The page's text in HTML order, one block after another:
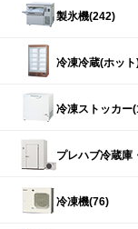
製氷機(242)
冷凍冷蔵(ホッ
冷凍ストッカー
プレハブ冷蔵庫
冷凍機(76)